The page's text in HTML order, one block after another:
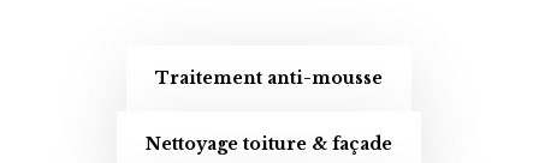
Traitement anti-mousse
Nettoyage toiture & façade